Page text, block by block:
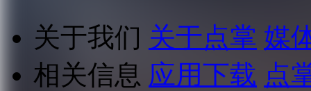
关于我们 关于点掌 媒
相关信息 应用下载 点